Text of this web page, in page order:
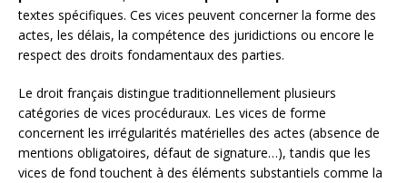
textes spécifiques. Ces vices peuvent concerner la forme des
actes, les délais, la compétence des juridictions ou encore le
respect des droits fondamentaux des parties.
Le droit français distingue traditionnellement plusieurs
catégories de vices procéduraux. Les vices de forme
concernent les irrégularités matérielles des actes (absence de
mentions obligatoires, défaut de signature…), tandis que les
vices de fond touchent à des éléments substantiels comme la